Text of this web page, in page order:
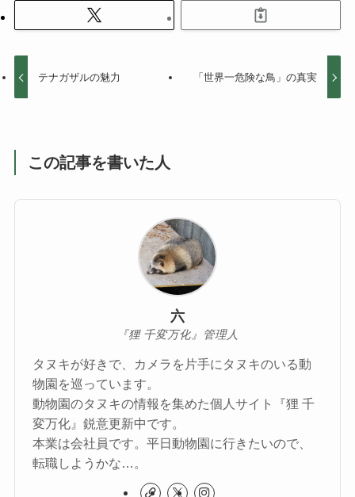
テナガザルの魅力 「世界一危険な鳥」の真実
この記事を書いた人
六
『狸 千変万化』管理人
タヌキが好きで、カメラを片手にタヌキのいる動
物園を巡っています。
動物園のタヌキの情報を集めた個人サイト『狸 千
変万化』鋭意更新中です。
本業は会社員です。平日動物園に行きたいので、
転職しようかな…。